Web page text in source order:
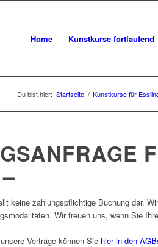
Home Kunstkurse fortlaufend
Du bist hier: Startseite / Kunstkurse für
keine zahlungspflichtige Buchung dar.
Wir freuen uns, wenn Sie
Verträge können Sie hier in den